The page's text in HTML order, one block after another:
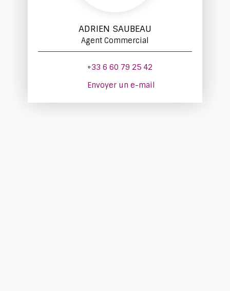
ADRIEN SAUBEAU
Agent Commercial
+33 6 60 79 25 42
Envoyer un e-mail